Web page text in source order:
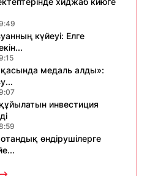
күйеуі: Елге
медаль алды»:
инвестиция
өндірушілерге